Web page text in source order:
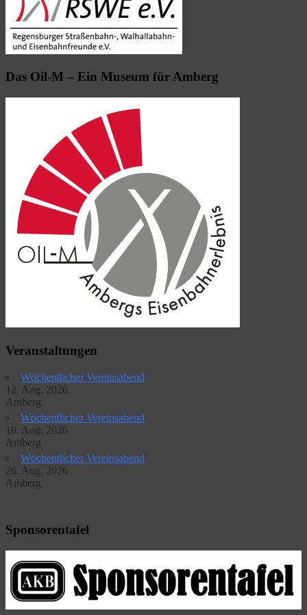
Das Oil-M – Ein Museum für Amberg
Veranstaltungen
Wöchentlicher Vereinsabend
12. Aug. 2026
Amberg
Wöchentlicher Vereinsabend
19. Aug. 2026
Amberg
Wöchentlicher Vereinsabend
26. Aug. 2026
Amberg
Sponsorentafel